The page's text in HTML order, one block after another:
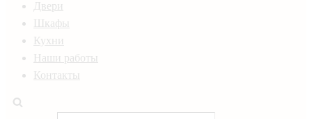
Двери
Шкафы
Кухни
Наши работы
Контакты